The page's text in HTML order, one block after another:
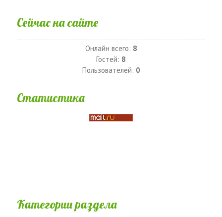
Сейчас на сайте
Онлайн всего: 8
Гостей: 8
Пользователей: 0
Статистика
Категории раздела